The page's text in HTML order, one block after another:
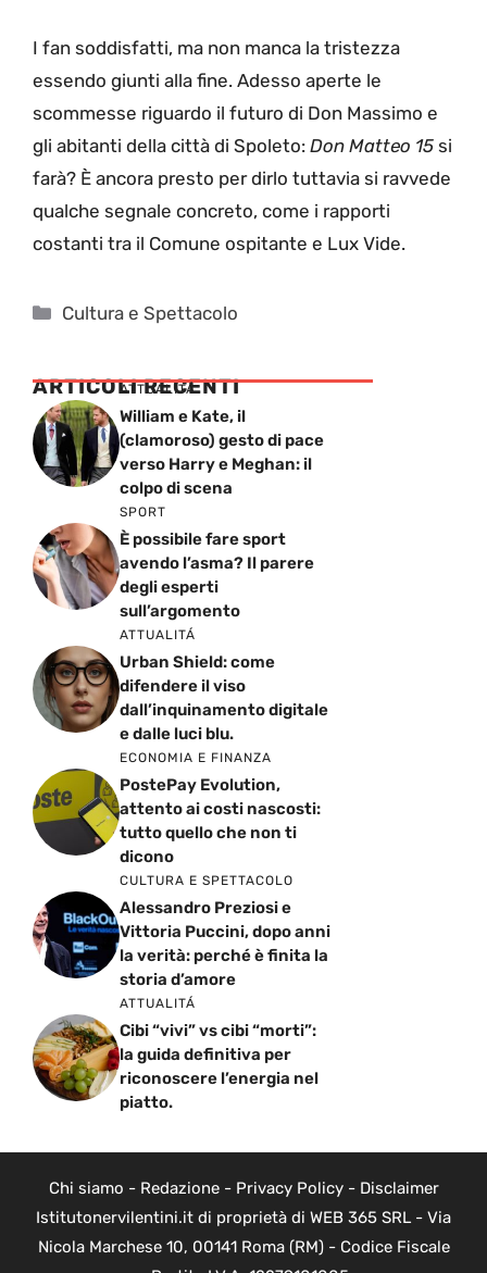
I fan soddisfatti, ma non manca la tristezza
essendo giunti alla fine. Adesso aperte le
scommesse riguardo il futuro di Don Massimo e
gli abitanti della città di Spoleto: Don Matteo 15 si
farà? È ancora presto per dirlo tuttavia si ravvede
qualche segnale concreto, come i rapporti
costanti tra il Comune ospitante e Lux Vide.
Categorie
Cultura e Spettacolo
ARTICOLI RECENTI
ATTUALITÁ
William e Kate, il
(clamoroso) gesto di pace
verso Harry e Meghan: il
colpo di scena
SPORT
È possibile fare sport
avendo l’asma? Il parere
degli esperti
sull’argomento
ATTUALITÁ
Urban Shield: come
difendere il viso
dall’inquinamento digitale
e dalle luci blu.
ECONOMIA E FINANZA
PostePay Evolution,
attento ai costi nascosti:
tutto quello che non ti
dicono
CULTURA E SPETTACOLO
Alessandro Preziosi e
Vittoria Puccini, dopo anni
la verità: perché è finita la
storia d’amore
ATTUALITÁ
Cibi “vivi” vs cibi “morti”:
la guida definitiva per
riconoscere l’energia nel
piatto.
Chi siamo - Redazione- Privacy Policy- Disclaimer
Istitutonervilentini.it di proprietà di WEB 365 SRL - Via
Nicola Marchese 10, 00141 Roma (RM) - Codice Fiscale